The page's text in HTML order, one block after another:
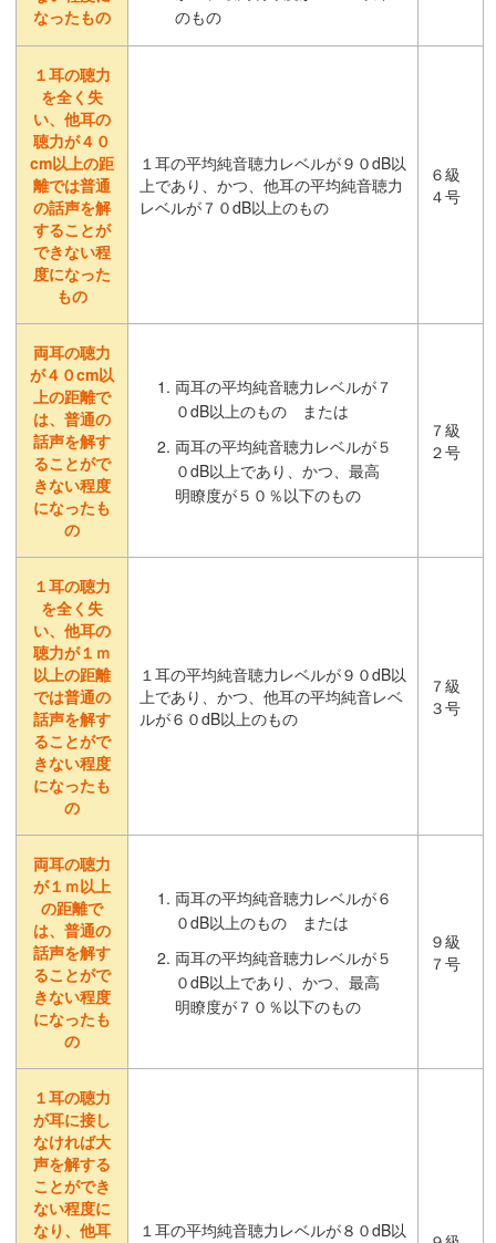
なったもの
のもの
１耳の聴力
を全く失
い、他耳の
聴力が４０
cm以上の距
離では普通
の話声を解
することが
できない程
度になった
もの
１耳の平均純音聴力レベルが９０dB以
上であり、かつ、他耳の平均純音聴力
レベルが７０dB以上のもの
６級
４号
両耳の聴力
が４０cm以
上の距離で
は、普通の
話声を解す
ることがで
きない程度
になったも
の
両耳の平均純音聴力レベルが７
０dB以上のもの または
両耳の平均純音聴力レベルが５
０dB以上であり、かつ、最高
明瞭度が５０％以下のもの
７級
２号
１耳の聴力
を全く失
い、他耳の
聴力が１ｍ
以上の距離
では普通の
話声を解す
ることがで
きない程度
になったも
の
１耳の平均純音聴力レベルが９０dB以
上であり、かつ、他耳の平均純音レベ
ルが６０dB以上のもの
７級
３号
両耳の聴力
が１ｍ以上
の距離で
は、普通の
話声を解す
ることがで
きない程度
になったも
の
両耳の平均純音聴力レベルが６
０dB以上のもの または
両耳の平均純音聴力レベルが５
０dB以上であり、かつ、最高
明瞭度が７０％以下のもの
９級
７号
１耳の聴力
が耳に接し
なければ大
声を解する
ことができ
ない程度に
なり、他耳
１耳の平均純音聴力レベルが８０dB以